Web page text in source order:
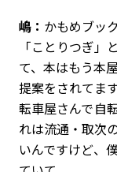
嶋： かもめブッ
「ことりつぎ
て、本はもう本
提案をされてま
転車屋さんで自
れは流通・取次
いんですけど、